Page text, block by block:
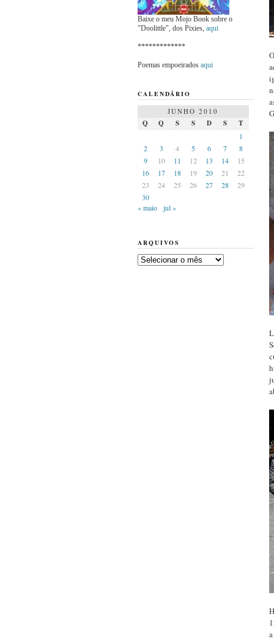
Baixe o meu Mojo Book sobre o
"Doolittle", dos Pixies, aqui
*************
Poemas empoeirados aqui
CALENDÁRIO
JUNHO 2010
Q Q S S D S
T
1
2
3 4 5 6 7
8
9
10 11 12 13 14
15
16
17 18 19 20 21
22
23
24 25 26 27 28
29
30
« maio
jul »
ARQUIVOS
Arquivos